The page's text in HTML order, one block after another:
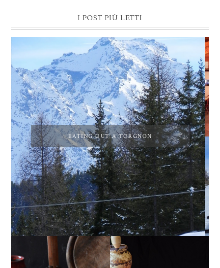
I POST PIÙ LETTI
EATING OUT A TORGNON